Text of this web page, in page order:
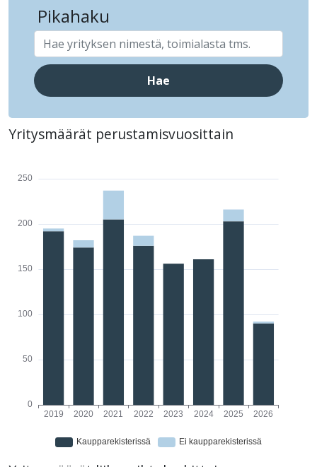
Pikahaku
Hae
Yritysmäärät perustamisvuosittain